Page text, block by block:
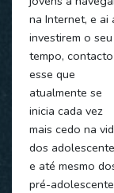
na Internet, e ai
investirem o seu
tempo, contacto
esse que
atualmente se
inicia cada vez
mais cedo na
dos
e até mesmo
pré-